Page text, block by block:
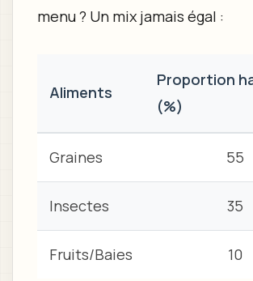
menu ? Un mix jamais égal :
Aliments
Proportion
(%)
Graines 55
Insectes 35
Fruits/Baies 10